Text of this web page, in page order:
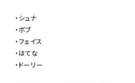
・シュナ
・ボブ
・フェイス
・はてな
・ドーリー